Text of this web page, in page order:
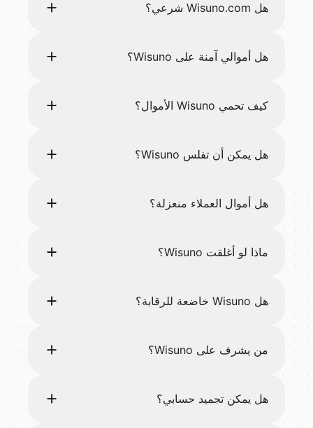
هل Wisuno.com شرعي؟
هل أموالي آمنة على Wisuno؟
كيف تحمي Wisuno الأموال؟
هل يمكن أن تفلس Wisuno؟
هل أموال العملاء منعزلة؟
ماذا لو أغلقت Wisuno؟
هل Wisuno خاضعة للرقابة؟
من يشرف على Wisuno؟
هل يمكن تجميد حسابي؟